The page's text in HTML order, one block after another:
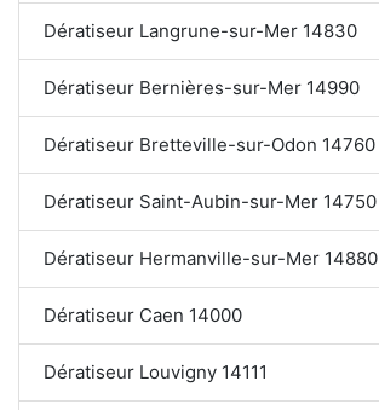
Dératiseur Langrune-sur-Mer 14830
Dératiseur Bernières-sur-Mer 14990
Dératiseur Bretteville-sur-Odon 14760
Dératiseur Saint-Aubin-sur-Mer 14750
Dératiseur Hermanville-sur-Mer 14880
Dératiseur Caen 14000
Dératiseur Louvigny 14111